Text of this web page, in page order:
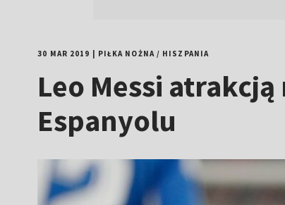
30 MAR 2019 PIŁKA NOŻNA/ HISZPANIA
Leo Messi
Espanyolu